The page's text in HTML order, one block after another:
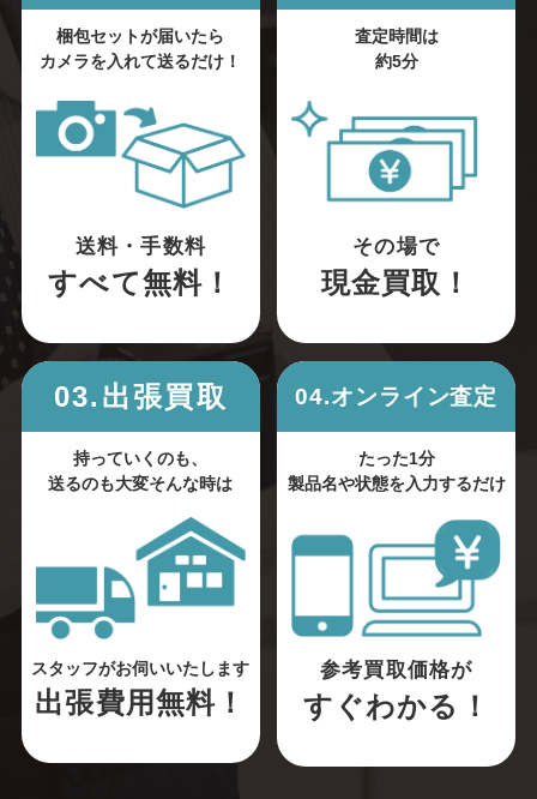
梱包セットが届いたら
カメラを入れて送るだけ！
送料・手数料
すべて無料！
査定時間は
約5分
その場で
現金買取！
03.出張買取
持っていくのも、
送るのも大変そんな時は
スタッフがお伺いいたします
出張費用無料！
04.オンライン査定
たった1分
製品名や状態を入力するだけ
参考買取価格が
すぐわかる！